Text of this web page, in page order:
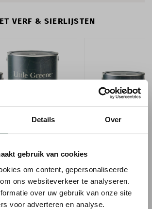
Details Over
gebruik van cookies
om content, gepersonaliseerde
ons websiteverkeer te analyseren.
over uw gebruik van onze site
voor adverteren en analyse.
VERF & SIERLIJSTEN
+
€ 75,00
● Verzonden in 1-2
-